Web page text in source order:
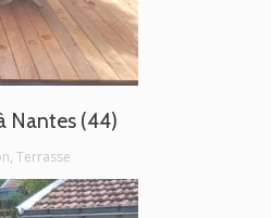
Nantes (44)
, Terrasse